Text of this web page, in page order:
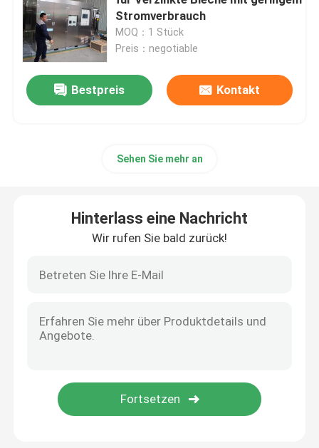
Membran-Stickstoffgenerator
PSA-Medizinischer Sauerstoffgenerator
Gewerbliche Gastrockner
Methanol-Kracker
Stromverbrauch
MOQ：1 Stück
Preis：negotiable
Bestpreis Kontakt
Sehen Sie mehr an
Hinterlass eine Nachricht
Wir rufen Sie bald zurück!